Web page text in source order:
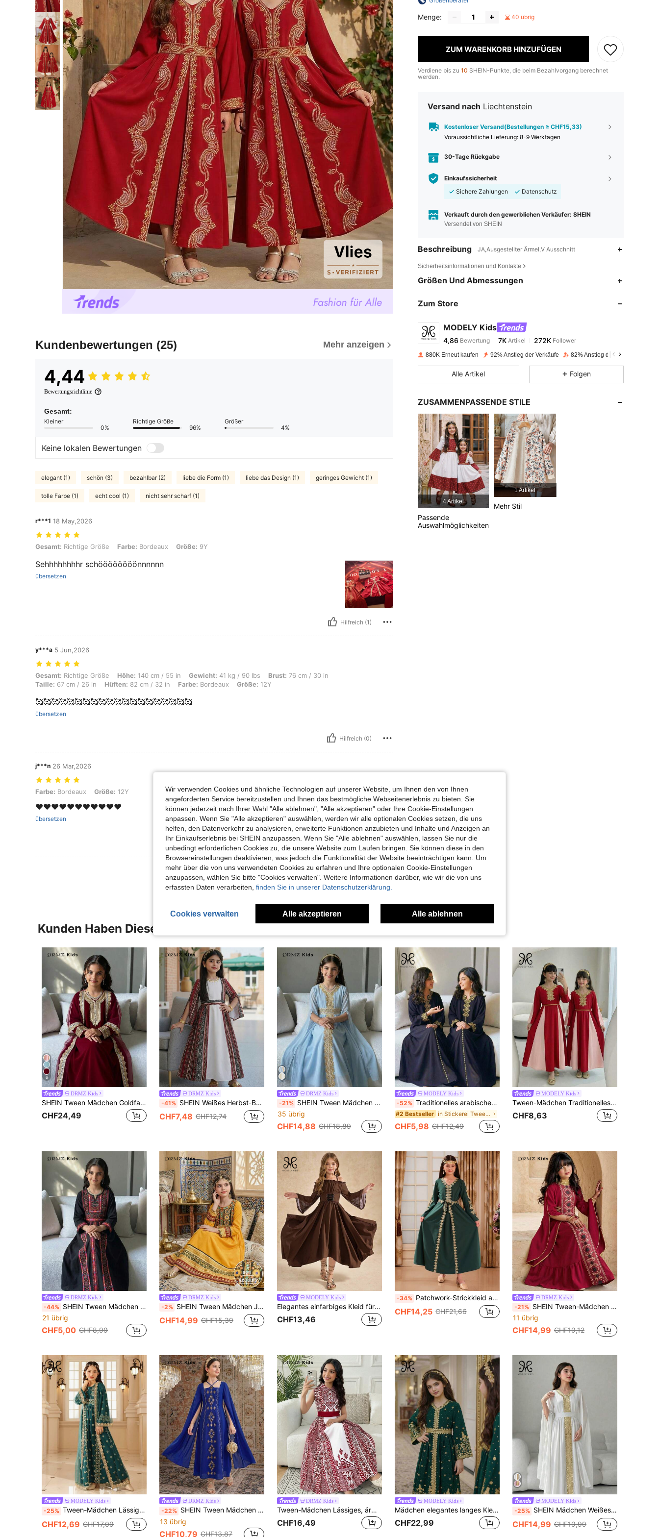
Kundenbewertungen (25) Mehr anzeigen
4,44
Bewertungsrichtlinie
Gesamt:
Kleiner
0%
Richtige Größe
96%
Größer
4%
Keine lokalen Bewertungen
elegant (1) schön (3) bezahlbar (2) liebe die Form (1) liebe das Design (1) geringes Gewicht (1)
tolle Farbe (1) echt cool (1) nicht sehr scharf (1)
r***1 18 May,2026
Gesamt: Richtige Größe, Farbe: Bordeaux, Größe: 9Y
Gesamt: Richtige Größe Farbe: Bordeaux Größe: 9Y
Sehhhhhhhhr schöööööööönnnnnn
übersetzen
Hilfreich (1)
y***a 5 Jun,2026
Gesamt: Richtige Größe, Höhe: 140 cm / 55 in, Gewicht: 41 kg / 90 lbs, Brust: 76 cm / 30 in, Taille: 67 cm / 26 in, Hüften: 82 cm / 32 in, Farbe: Bordeaux, Größe: 12Y
Gesamt: Richtige Größe Höhe: 140 cm / 55 in Gewicht: 41 kg / 90 lbs Brust: 76 cm / 30 in
Taille: 67 cm / 26 in Hüften: 82 cm / 32 in Farbe: Bordeaux Größe: 12Y
🥰🥰🥰🥰🥰🥰🥰🥰🥰🥰🥰🥰🥰🥰🥰🥰🥰🥰🥰🥰
übersetzen
Hilfreich (0)
j***n 26 Mar,2026
Farbe: Bordeaux, Größe: 12Y
Farbe: Bordeaux Größe: 12Y
❤️❤️❤️❤️❤️❤️❤️❤️❤️❤️❤️
übersetzen
Hilfreich (0)
Mehr Bewertungen Ansehen
Menge: 40 übrig
ZUM WARENKORB HINZUFÜGEN
Verdiene bis zu 10 SHEIN-Punkte, die beim Bezahlvorgang berechnet
werden.
Versand nach Liechtenstein
Kostenloser Versand(Bestellungen ≥ CHF15,33)
Voraussichtliche Lieferung: 8-9 Werktagen
30-Tage Rückgabe
Einkaufssicherheit
Sichere Zahlungen
Datenschutz
Verkauft durch den gewerblichen Verkäufer: SHEIN
Versendet von SHEIN
Beschreibung JA,Ausgestellter Ärmel,V Ausschnitt
Sicherheitsinformationen und Kontakte
Größen Und Abmessungen
Zum Store
MODELY Kids
4,86
4,86 7KArtikel
m***gbezahltVor 1 Tag
4,86 7K 272K
4,86 7K 272K
4,86 7K 272K
4,86 7K
880K Erneut kaufen 92% Anstieg der Verkäufe 82% Anstieg der Follower
Alle Artikel Folgen
ZUSAMMENPASSENDE STILE
4 Artikel
Passende
Auswahlmöglichkeiten
1 Artikel
Mehr Stil
Kunden Haben Diese Artikel Auch Angeschaut
6
DRMZ Kids
SHEIN Tween Mädchen Goldfarbenes Band Kontrastfarbe Mesh Strickjacke & V-Ausschnitt Kleid 2-teiliges Set Abaya Arabisch Kastanienbraun Mädchen, Tween Mädchen
CHF24,49
DRMZ Kids
-41% SHEIN Weißes Herbst-Boho-Geburtstagskleid für Tween-Mädchen mit Streifen-Patchwork, langen Ärmeln und taillierter Taille, weinrotes arabisches bescheidenes Abaya-Kleid für Tween-Mädchen, Landhausstil
CHF7,48 CHF12,74
DRMZ Kids
-21% SHEIN Tween Mädchen Kleid Einfarbig mit Rundhalsausschnitt, Lässig
35 übrig
CHF14,88 CHF18,89
MODELY Kids
-52% Traditionelles arabisches Abaya-Kleid, Mädchen Minimalistische digital bedrucktes Kleid mit goldfarbener Spitzenborte und Langarm in Schwarz, geeignet für Ausflüge, Zusammenkünfte und Veranstaltungen
#2 Bestseller in Stickerei Tween Mädchen Kleider
CHF5,98 CHF12,49
MODELY Kids
Tween-Mädchen Traditionelles arabisches Kleid, elegantes Kleid mit goldener Stickerei, Spitzeneinsatz am V-Ausschnitt, kontrastierender V-förmiger Saum und lange Ärmel, fließendes Kleid, geeignet für den täglichen Gebrauch und Veranstaltungen
CHF8,63
DRMZ Kids
-44% SHEIN Tween Mädchen schwarzes Herbst Muslim Abendkleid Hochzeitsgast Ditsy Blumenmuster locker lang A-Linie Maxikleid, Boho Tween Mädchen arabische Abayas Thobes Kleid
21 übrig
CHF5,00 CHF8,99
DRMZ Kids
-2% SHEIN Tween Mädchen Jalabiya Gelb, Sommer Boho Urlaub Vintage Muster Stickerei traditionelles Langarm arabisches Kleid Gebets Abaya
CHF14,99 CHF15,39
MODELY Kids
Elegantes einfarbiges Kleid für Tween Mädchen mit offenem Schulterausschnitt, Halskrause und asymmetrischem Ärmel mit weitem Bund
CHF13,46
-34% Patchwork-Strickkleid aus Metallicgarn für Tween-Mädchen
CHF14,25 CHF21,66
DRMZ Kids
-21% SHEIN Tween-Mädchen Kleid im Retro-Stil mit Rüschensaum, Puffärmeln, Bindegürtel und rundem Ausschnitt
11 übrig
CHF14,99 CHF19,12
MODELY Kids
-25% Tween-Mädchen Lässiges 2-teiliges Set aus langärmliger Strickjacke und Kleid, minimalistisch und stilvoll für den Alltag
CHF12,69 CHF17,09
DRMZ Kids
-22% SHEIN Tween Mädchen Königsblau und Gold, Herbst, Elegant, Party Tween Mädchen Jalabiya, traditionelles arabisches Kleid mit langen Ärmeln, bescheidener Kaftan, Gebets-Abaya, Vintage
13 übrig
CHF10,79 CHF13,87
DRMZ Kids
Tween-Mädchen Lässiges, ärmelloses A-Linien-Kleid mit Muster, Kontrastfarbenem Gürtel, Patchwork-Design und kontrastierendem Muster für Frühling/Sommer, Rot
CHF16,49
MODELY Kids
Mädchen elegantes langes Kleid, geeignet für Feste und Veranstaltungen
CHF22,99
MODELY Kids
-25% SHEIN Mädchen Weißes Langarm-Kleid mit Schlitz-Ärmel Design, goldene Bordüre Schleifendekor, elegant & anmutig, geeignet für Feiertage, Partys, Frühling & Sommer
CHF14,99 CHF19,99
Wir verwenden Cookies und ähnliche Technologien auf unserer Website, um Ihnen den von Ihnen
angeforderten Service bereitzustellen und Ihnen das bestmögliche Webseitenerlebnis zu bieten. Sie
können jederzeit nach Ihrer Wahl "Alle ablehnen", "Alle akzeptieren" oder Ihre Cookie-Einstellungen
anpassen. Wenn Sie "Alle akzeptieren" auswählen, werden wir alle optionalen Cookies setzen, die uns
helfen, den Datenverkehr zu analysieren, erweiterte Funktionen anzubieten und Inhalte und Anzeigen an
Ihr Einkaufserlebnis bei SHEIN anzupassen. Wenn Sie "Alle ablehnen" auswählen, lassen Sie nur die
unbedingt erforderlichen Cookies zu, die unsere Website zum Laufen bringen. Sie können diese in den
Browsereinstellungen deaktivieren, was jedoch die Funktionalität der Website beeinträchtigen kann. Um
mehr über die von uns verwendeten Cookies zu erfahren und Ihre optionalen Cookie-Einstellungen
anzupassen, wählen Sie bitte "Cookies verwalten". Weitere Informationen darüber, wie wir die von uns
erfassten Daten verarbeiten, finden Sie in unserer Datenschutzerklärung.
Cookies verwalten Alle akzeptieren Alle ablehnen